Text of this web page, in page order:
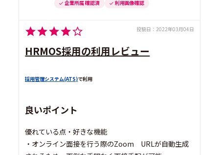
企業所属 確認済 利用画像確認
投稿日： 2022年03月04日
HRMOS採用の利用レビュー
採用管理システム(ATS)で利用
良いポイント
優れている点・好きな機能
・オンライン面接を行う際のZoom URLが自動生成